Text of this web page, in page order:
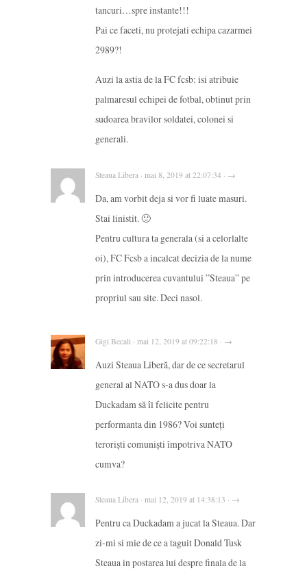
tancuri…spre instante!!!
Pai ce faceti, nu protejati echipa cazarmei
2989?!
Auzi la astia de la FC fcsb: isi atribuie
palmaresul echipei de fotbal, obtinut prin
sudoarea bravilor soldatei, colonei si
generali.
Steaua Libera · mai 8, 2019 at 22:07:34 · →
Da, am vorbit deja si vor fi luate masuri.
Stai linistit. 🙂
Pentru cultura ta generala (si a celorlalte
oi), FC Fcsb a incalcat decizia de la nume
prin introducerea cuvantului ”Steaua” pe
propriul sau site. Deci nasol.
Gigi Becali · mai 12, 2019 at 09:22:18 · →
Auzi Steaua Liberă, dar de ce secretarul
general al NATO s-a dus doar la
Duckadam să îl felicite pentru
performanta din 1986? Voi sunteți
teroriști comuniști împotriva NATO
cumva?
Steaua Libera · mai 12, 2019 at 14:38:13 · →
Pentru ca Duckadam a jucat la Steaua. Dar
zi-mi si mie de ce a taguit Donald Tusk
Steaua in postarea lui despre finala de la